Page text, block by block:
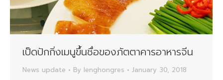
เป็ดปักกิ่งเมนูขึ้นชื่อของภัตตาคารอาหารจีน
News update By lenghongres January 30, 2018